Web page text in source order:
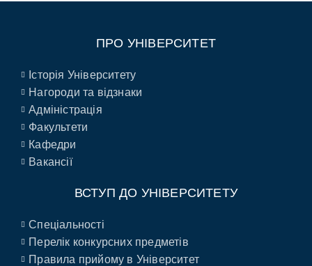
ПРО УНІВЕРСИТЕТ
Історія Університету
Нагороди та відзнаки
Адміністрація
Факультети
Кафедри
Вакансії
ВСТУП ДО УНІВЕРСИТЕТУ
Спеціальності
Перелік конкурсних предметів
Правила прийому в Університет